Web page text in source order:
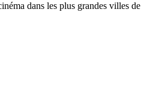
dans les plus grandes villes de